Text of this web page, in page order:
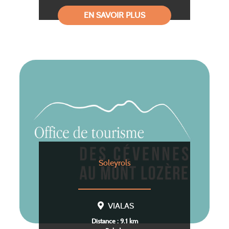
EN SAVOIR PLUS
Soleyrols
VIALAS
Distance : 9.1 km